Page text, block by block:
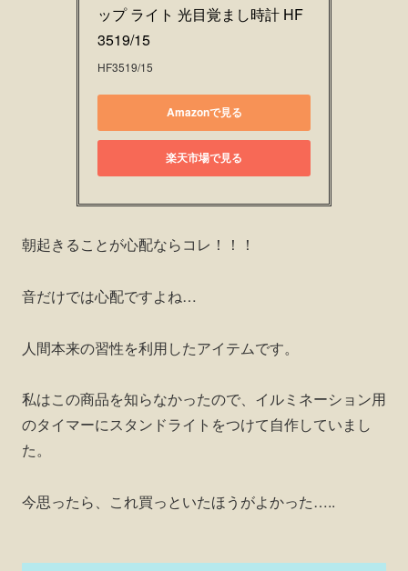
ップ ライト 光目覚まし時計 HF
3519/15
HF3519/15
Amazonで見る
楽天市場で見る
朝起きることが心配ならコレ！！！
音だけでは心配ですよね…
人間本来の習性を利用したアイテムです。
私はこの商品を知らなかったので、イルミネーション用
のタイマーにスタンドライトをつけて自作していまし
た。
今思ったら、これ買っといたほうがよかった…..